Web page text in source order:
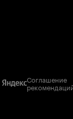
Соглашение